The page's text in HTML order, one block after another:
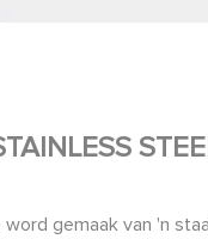
gemaak van 'n